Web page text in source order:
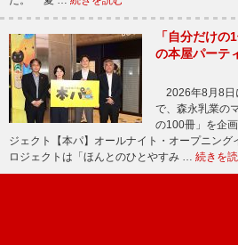
「自分だけ
の本屋パーテ
2026年8月8日
で、森永乳業の
の100冊」を企
ジェクト【本パ】オールナイト・オープニン
ロジェクトは「ほんとのひとやすみ … 続きを